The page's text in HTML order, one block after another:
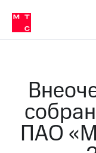
Медиа-центр
и акционерам
Устойчивое развитие
Комплаенс и деловая
компании
в МТС
История
компании
Пресс-
релизы
МТС
о
ПАО